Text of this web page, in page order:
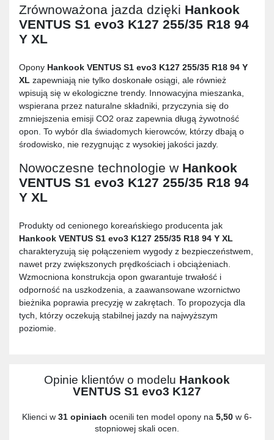
Zrównoważona jazda dzięki Hankook
VENTUS S1 evo3 K127 255/35 R18 94
Y XL
Opony Hankook VENTUS S1 evo3 K127 255/35 R18 94 Y
XL zapewniają nie tylko doskonałe osiągi, ale również
wpisują się w ekologiczne trendy. Innowacyjna mieszanka,
wspierana przez naturalne składniki, przyczynia się do
zmniejszenia emisji CO2 oraz zapewnia długą żywotność
opon. To wybór dla świadomych kierowców, którzy dbają o
środowisko, nie rezygnując z wysokiej jakości jazdy.
Nowoczesne technologie w Hankook
VENTUS S1 evo3 K127 255/35 R18 94
Y XL
Produkty od cenionego koreańskiego producenta jak
Hankook VENTUS S1 evo3 K127 255/35 R18 94 Y XL
charakteryzują się połączeniem wygody z bezpieczeństwem,
nawet przy zwiększonych prędkościach i obciążeniach.
Wzmocniona konstrukcja opon gwarantuje trwałość i
odporność na uszkodzenia, a zaawansowane wzornictwo
bieżnika poprawia precyzję w zakrętach. To propozycja dla
tych, którzy oczekują stabilnej jazdy na najwyższym
poziomie.
Opinie klientów o modelu Hankook
VENTUS S1 evo3 K127
Klienci w 31 opiniach ocenili ten model opony na 5,50 w 6-
stopniowej skali ocen.